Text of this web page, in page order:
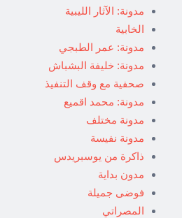
مدونة: الآثار الليبية
الخابية
مدونة: عمر الطبجي
مدونة: خليفة البشباش
صحفية مع وقف التنفيذ
مدونة: محمد اقميع
مدونة مختلف
مدونة نفيسة
ذاكرة من يوسبريدس
مدون بداية
فوضى جميلة
المصراتي